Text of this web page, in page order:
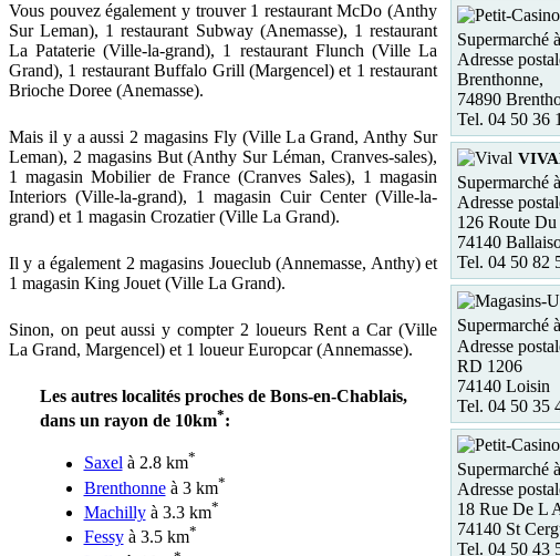
Vous pouvez également y trouver 1 restaurant McDo (Anthy
Sur Leman), 1 restaurant Subway (Anemasse), 1 restaurant
La Pataterie (Ville-la-grand), 1 restaurant Flunch (Ville La
Grand), 1 restaurant Buffalo Grill (Margencel) et 1 restaurant
Brioche Doree (Anemasse).
Mais il y a aussi 2 magasins Fly (Ville La Grand, Anthy Sur
Leman), 2 magasins But (Anthy Sur Léman, Cranves-sales),
1 magasin Mobilier de France (Cranves Sales), 1 magasin
Interiors (Ville-la-grand), 1 magasin Cuir Center (Ville-la-
grand) et 1 magasin Crozatier (Ville La Grand).
Il y a également 2 magasins Joueclub (Annemasse, Anthy) et
1 magasin King Jouet (Ville La Grand).
Sinon, on peut aussi y compter 2 loueurs Rent a Car (Ville
La Grand, Margencel) et 1 loueur Europcar (Annemasse).
Les autres localités proches de Bons-en-Chablais,
dans un rayon de 10km*:
Saxelà 2.8 km*
Brenthonneà 3 km*
Machillyà 3.3 km*
Fessyà 3.5 km*
Supermarché
Adresse
Brenthonne,
74890
Tel. 04 50 36
Supermarché
Adresse
126 Route
74140
Tel. 04 50 82
Supermarché
Adresse
RD 1206
74140 Loisin
Tel. 04 50 35
Supermarché
Adresse
18 Rue De L
74140 St
Tel. 04 50 43